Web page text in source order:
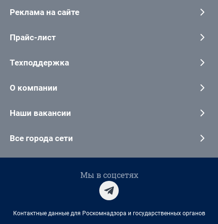
Реклама на сайте
Прайс-лист
Техподдержка
О компании
Наши вакансии
Все города сети
Мы в соцсетях
Контактные данные для Роскомнадзора и государственных органов